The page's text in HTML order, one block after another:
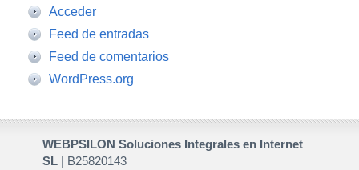
Acceder
Feed de entradas
Feed de comentarios
WordPress.org
WEBPSILON Soluciones Integrales en Internet
SL| B25820143